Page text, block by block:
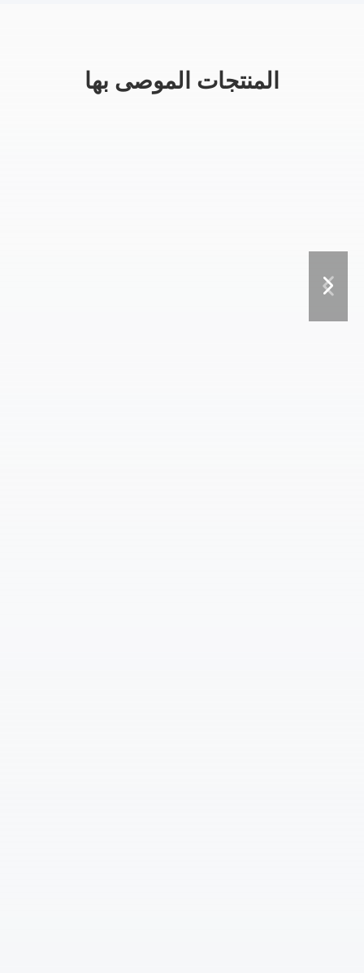
المنتجات الموصى بها